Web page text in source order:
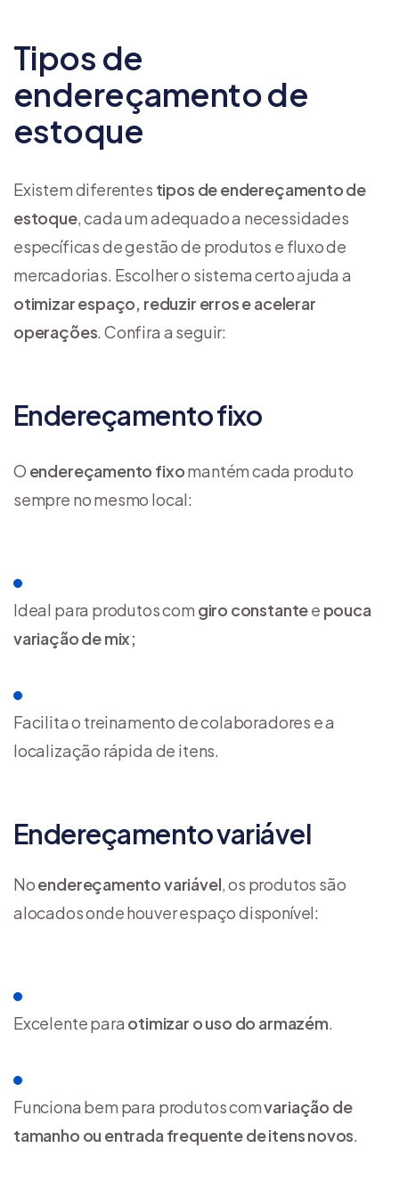
Tipos de
endereçamento de
estoque
Existem diferentes tipos de endereçamento de
estoque, cada um adequado a necessidades
específicas de gestão de produtos e fluxo de
mercadorias. Escolher o sistema certo ajuda a
otimizar espaço, reduzir erros e acelerar
operações. Confira a seguir:
Endereçamento fixo
O endereçamento fixomantém cada produto
sempre no mesmo local:
Ideal para produtos com giro constantee pouca
variação de mix;
Facilita o treinamento de colaboradores e a
localização rápida de itens.
Endereçamento variável
Noendereçamento variável, os produtos são
alocados onde houver espaço disponível:
Excelente para otimizar o uso do armazém.
Funciona bem para produtos comvariação de
tamanho ou entrada frequente de itens novos.